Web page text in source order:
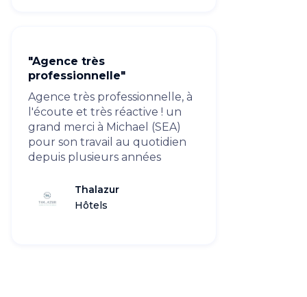
"Agence très
professionnelle"
Agence très professionnelle, à
l'écoute et très réactive ! un
grand merci à Michael (SEA)
pour son travail au quotidien
depuis plusieurs années
Thalazur
Hôtels